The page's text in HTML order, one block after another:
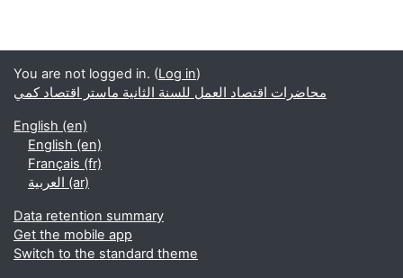
You are not logged in. (Log in)
محاضرات اقتصاد العمل للسنة الثانية ماستر اقتصاد كمي
English ‎(en)‎
English ‎(en)‎
Français ‎(fr)‎
العربية ‎(ar)‎
Data retention summary
Get the mobile app
Switch to the standard theme